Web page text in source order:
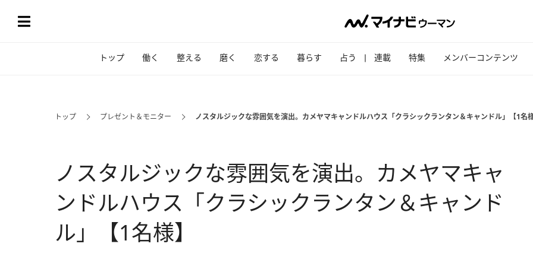
トップ 働く 整える 磨く 恋する 暮らす 占う 連載 特集 メンバーコンテンツ
トップ プレゼント＆モニター ノスタルジックな雰囲気を演出。カメヤマキャンドルハウス「クラシックランタン＆キャンドル」【1名
ノスタルジックな雰囲気を演出。カメヤマキャ
ンドルハウス「クラシックランタン＆キャンド
ル」【1名様】